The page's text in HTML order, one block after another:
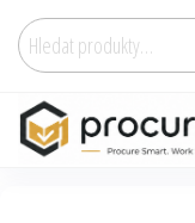
Hledat: